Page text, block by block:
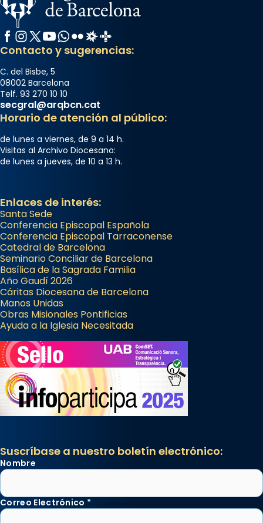
Facebook
Instagram
X / Twitter
YouTube
WhatsApp
FlickrRadio Estel
Catalunya Cristiana
Contacto y sugerencias:
C. del Bisbe, 5
08002 Barcelona
Telf. 93 270 10 10
secgral@arqbcn.cat
Horario de atención al público:
de lunes a viernes, de 9 a 14 h.
Visitas al Archivo Diocesano:
de lunes a jueves, de 10 a 13 h.
Enlaces de interés:
Santa Sede
Conferencia Episcopal Española
Conferencia Episcopal Tarraconense
Catedral de Barcelona
Seminario Conciliar de Barcelona
Basílica de la Sagrada Familia
Año Gaudí 2026
Cáritas Diocesana de Barcelona
Manos Unidas
Obras Misionales Pontificias
Ayuda a la Iglesia Necesitada
Suscríbase a nuestro boletín electrónico:
Nombre
Correo Electrónico *